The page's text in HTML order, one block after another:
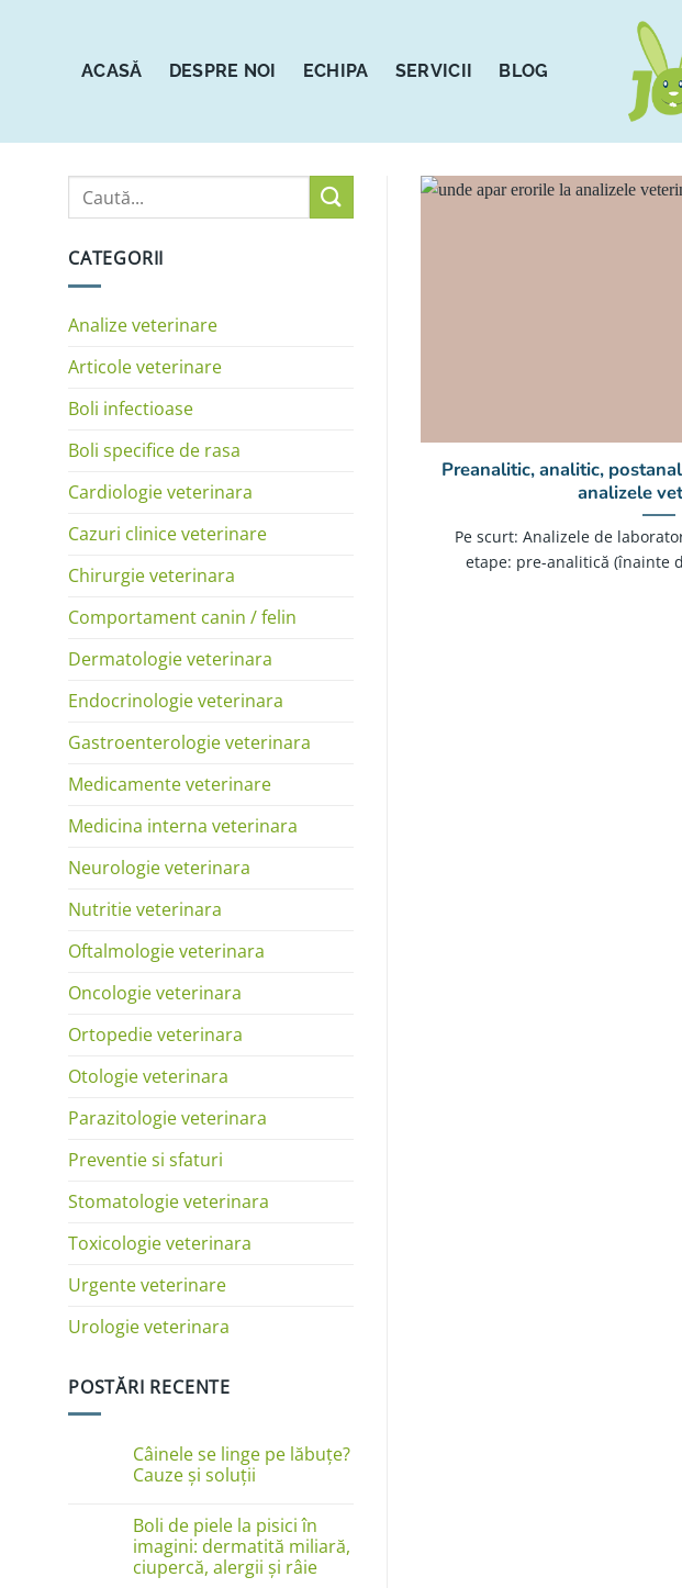
ACASĂ DESPRE NOI ECHIPA SERVICII BLOG
CATEGORII
Analize veterinare
Articole veterinare
Boli infectioase
Boli specifice de rasa
Cardiologie veterinara
Cazuri clinice veterinare
Chirurgie veterinara
Comportament canin / felin
Dermatologie veterinara
Endocrinologie veterinara
Gastroenterologie veterinara
Medicamente veterinare
Medicina interna veterinara
Neurologie veterinara
Nutritie veterinara
Oftalmologie veterinara
Oncologie veterinara
Ortopedie veterinara
Otologie veterinara
Parazitologie veterinara
Preventie si sfaturi
Stomatologie veterinara
Toxicologie veterinara
Urgente veterinare
Urologie veterinara
POSTĂRI RECENTE
Câinele se linge pe lăbuțe?
Cauze și soluții
comentariu
la
Câinele
se
linge
Boli de piele la pisici în
imagini: dermatită miliară,
ciupercă, alergii și râie
Preanalitic, analitic,
analizele
Pe scurt: Analizele de
etape: pre-analitică (înainte